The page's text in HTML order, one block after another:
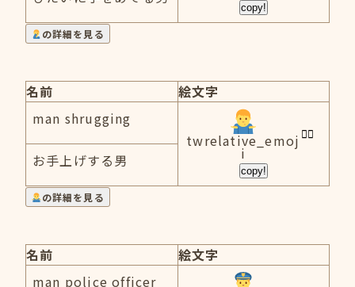
copy!
の詳細を見る
名前
絵文字
man shrugging
twrelative_emoj
i
copy!
お手上げする男
の詳細を見る
名前
絵文字
man police officer